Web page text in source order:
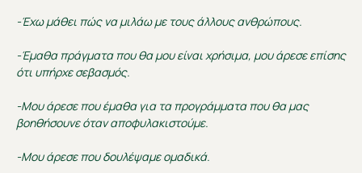
-Έχω μάθει πώς να μιλάω με τους άλλους ανθρώπους.
-Έμαθα πράγματα που θα μου είναι χρήσιμα, μου άρεσε επίσης
ότι υπήρχε σεβασμός.
-Μου άρεσε που έμαθα για τα προγράμματα που θα μας
βοηθήσουνε όταν αποφυλακιστούμε.
-Μου άρεσε που δουλέψαμε ομαδικά.